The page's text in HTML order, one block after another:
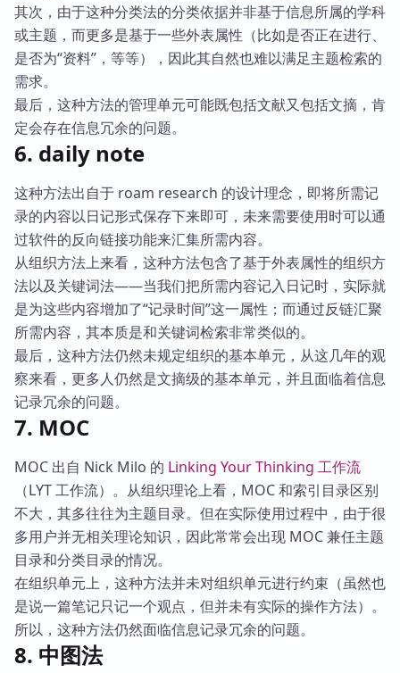
其次，由于这种分类法的分类依据并非基于信息所属的学科
或主题，而更多是基于一些外表属性（比如是否正在进行、
是否为“资料”，等等），因此其自然也难以满足主题检索的
需求。
最后，这种方法的管理单元可能既包括文献又包括文摘，肯
定会存在信息冗余的问题。
6. daily note
这种方法出自于 roam research 的设计理念，即将所需记
录的内容以日记形式保存下来即可，未来需要使用时可以通
过软件的反向链接功能来汇集所需内容。
从组织方法上来看，这种方法包含了基于外表属性的组织方
法以及关键词法——当我们把所需内容记入日记时，实际就
是为这些内容增加了“记录时间”这一属性；而通过反链汇聚
所需内容，其本质是和关键词检索非常类似的。
最后，这种方法仍然未规定组织的基本单元，从这几年的观
察来看，更多人仍然是文摘级的基本单元，并且面临着信息
记录冗余的问题。
7. MOC
MOC 出自 Nick Milo 的 Linking Your Thinking 工作流
（LYT 工作流）。从组织理论上看，MOC 和索引目录区别
不大，其多往往为主题目录。但在实际使用过程中，由于很
多用户并无相关理论知识，因此常常会出现 MOC 兼任主题
目录和分类目录的情况。
在组织单元上，这种方法并未对组织单元进行约束（虽然也
是说一篇笔记只记一个观点，但并未有实际的操作方法）。
所以，这种方法仍然面临信息记录冗余的问题。
8. 中图法